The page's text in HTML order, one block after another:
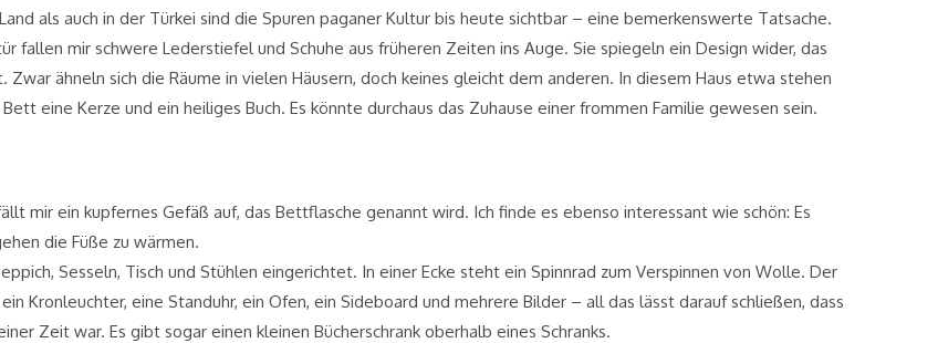
als auch in der Türkei sind die Spuren paganer Kultur bis heute sichtbar – eine bemerkenswerte Tatsache.
fallen mir schwere Lederstiefel und Schuhe aus früheren Zeiten ins Auge. Sie spiegeln ein Design wider, das
Zwar ähneln sich die Räume in vielen Häusern, doch keines gleicht dem anderen. In diesem Haus etwa stehen
eine Kerze und ein heiliges Buch. Es könnte durchaus das Zuhause einer frommen Familie gewesen sein.
mir ein kupfernes Gefäß auf, das Bettflasche genannt wird. Ich finde es ebenso interessant wie schön: Es
die Füße zu wärmen.
Sesseln, Tisch und Stühlen eingerichtet. In einer Ecke steht ein Spinnrad zum Verspinnen von Wolle. Der
Kronleuchter, eine Standuhr, ein Ofen, ein Sideboard und mehrere Bilder – all das lässt darauf schließen, dass
Zeit war. Es gibt sogar einen kleinen Bücherschrank oberhalb eines Schranks.